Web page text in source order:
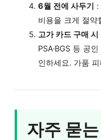
6월 전에 사두기 :
비용을 크게 절약
고가 카드 구매 시
PSA·BGS 등 공
인하세요. 가품
자주 묻